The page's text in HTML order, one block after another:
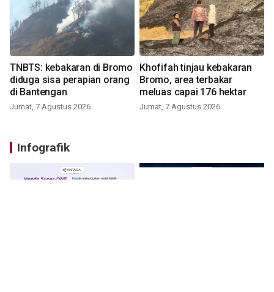
TNBTS: kebakaran di Bromo
diduga sisa perapian orang
di Bantengan
Jumat, 7 Agustus 2026
Khofifah tinjau kebakaran
Bromo, area terbakar
meluas capai 176 hektar
Jumat, 7 Agustus 2026
Infografik